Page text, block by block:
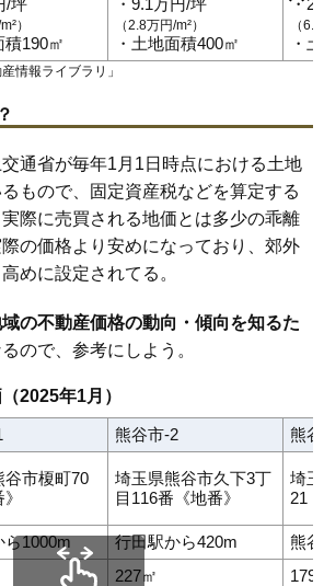
462万円 -3.5%
3.9万円 278万円 -5.3%
3.8万円 374万円 -4.7%
3.7万円 398万円 -4.8%
3.7万円 494万円 -4.4%
3.7万円 187万円 -6.1%
3.6万円 437万円
3.6万円 443万円 -8.5%
3.4万円 390万円
3.2万円
354万円 -10.7%
3.0万円 366万円 -8.0%
118万円 -9.6%
2.8万円 731万円 -11.1%
2.7万円
）
積190㎡
（2.8万円/m²）
・土地面積400㎡
（
・
情報ライブラリ 」
通省が毎年1月1日時点における土地
もので、固定資産税などを算定する
際に売買される地価とは多少の乖離
の価格より安めになっており、郊外
めに設定されてる。
の不動産価格の動向・傾向を知るた
ので、参考にしよう。
2025年1月）
熊谷市-2 熊
谷市榎町70
埼玉県熊谷市久下3丁
目116番《地番》
埼
21
ら1000m 行田駅から420m
熊
227㎡ 179
千代 玉井 玉井南中央
出問屋町 永井太田中恩田中曽根
仲町
新島新堀 新堀新田西城西野 西別府
平戸広瀬船木台
村岡
生
駅 ひろせ野鳥の森駅大麻生駅
駅